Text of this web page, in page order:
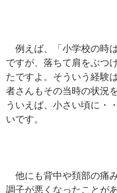
例えば、「小学校の時
ですが、落ちて肩をぶつ
たですよ。そういう経験
者さんもその当時の状況
ういえば、小さい頃に・
いです。
他にも背中や頚部の痛
調子が悪くなったことが